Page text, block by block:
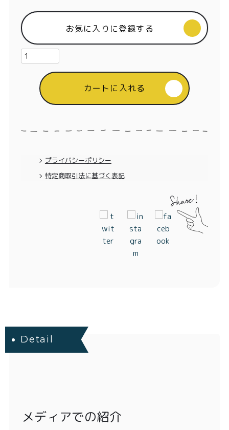
特定商取引法に基づく表記
)
お気に入りに登録する
カートに入れる
プライバシーポリシー
特定商取引法に基づく表記
Detail
メディアでの紹介